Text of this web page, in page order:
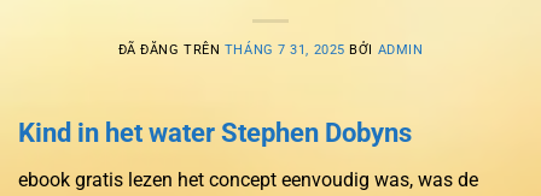
ĐÃ ĐĂNG TRÊN THÁNG 7 31, 2025 BỞI ADMIN
Kind in het water Stephen Dobyns
ebook gratis lezen het concept eenvoudig was, was de